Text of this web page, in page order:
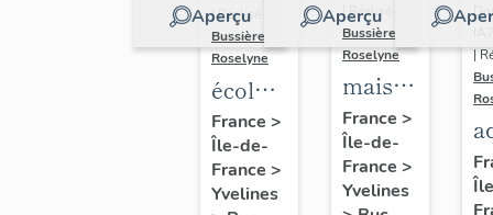
Aperçu
| Réalisé par
Bussière
Roselyne
école
primaire
de
filles,
France >
Île-de-
France >
Yvelines
Aperçu
| Réalisé par
Bussière
Roselyne
maison
dite
villa
Saint
Marie
France >
Île-de-
France >
Yvelines
|